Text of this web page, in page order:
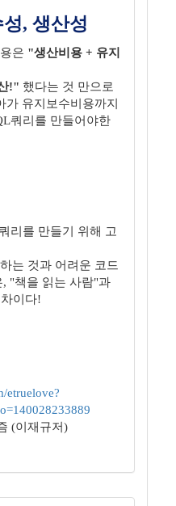
, 생산성
은 "생산비용 + 유지
!" 했다는 것 만으로
가 유지보수비용까지
쿼리를 만들어야한
리를 만들기 위해 고
는 것과 어려운 코드
"책을 읽는 사람"과
이다!
etruelove?
(이재규저)